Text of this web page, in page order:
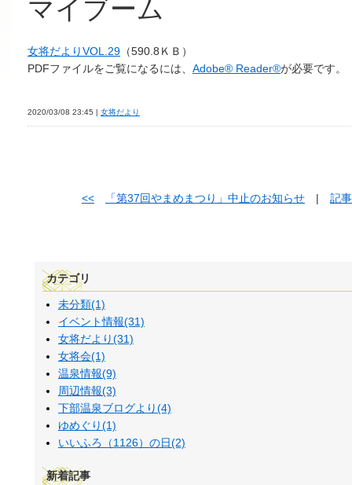
マイブーム
女将だよりVOL.29 （590.8ＫＢ）
PDFファイルをご覧になるには、 Adobe® Reader®が必要です。
2020/03/08 23:45 | 女将だより
<< 「第37回やまめまつり」中止のお知らせ | 記
カテゴリ
未分類(1)
イベント情報(31)
女将だより(31)
女将会(1)
温泉情報(9)
周辺情報(3)
下部温泉ブログより(4)
ゆめぐり(1)
いいふろ（1126）の日(2)
新着記事